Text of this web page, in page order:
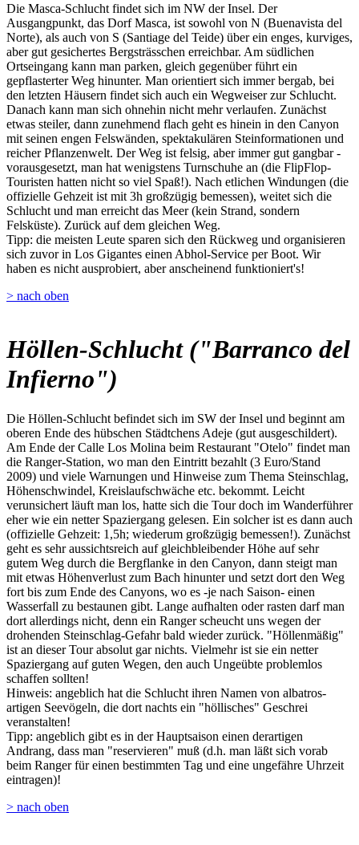
Die Masca-Schlucht findet sich im NW der Insel. Der
Ausgangpunkt, das Dorf Masca, ist sowohl von N (Buenavista del
Norte), als auch von S (Santiage del Teide) über ein enges, kurviges,
aber gut gesichertes Bergsträsschen erreichbar. Am südlichen
Ortseingang kann man parken, gleich gegenüber führt ein
gepflasterter Weg hinunter. Man orientiert sich immer bergab, bei
den letzten Häusern findet sich auch ein Wegweiser zur Schlucht.
Danach kann man sich ohnehin nicht mehr verlaufen. Zunächst
etwas steiler, dann zunehmend flach geht es hinein in den Canyon
mit seinen engen Felswänden, spektakulären Steinformationen und
reicher Pflanzenwelt. Der Weg ist felsig, aber immer gut gangbar -
vorausgesetzt, man hat wenigstens Turnschuhe an (die FlipFlop-
Touristen hatten nicht so viel Spaß!). Nach etlichen Windungen (die
offizielle Gehzeit ist mit 3h großzügig bemessen), weitet sich die
Schlucht und man erreicht das Meer (kein Strand, sondern
Felsküste). Zurück auf dem gleichen Weg.
Tipp: die meisten Leute sparen sich den Rückweg und organisieren
sich zuvor in Los Gigantes einen Abhol-Service per Boot. Wir
haben es nicht ausprobiert, aber anscheinend funktioniert's!
> nach oben
Höllen-Schlucht ("Barranco del
Infierno")
Die Höllen-Schlucht befindet sich im SW der Insel und beginnt am
oberen Ende des hübschen Städtchens Adeje (gut ausgeschildert).
Am Ende der Calle Los Molina beim Restaurant "Otelo" findet man
die Ranger-Station, wo man den Eintritt bezahlt (3 Euro/Stand
2009) und viele Warnungen und Hinweise zum Thema Steinschlag,
Höhenschwindel, Kreislaufschwäche etc. bekommt. Leicht
verunsichert läuft man los, hatte sich die Tour doch im Wanderführer
eher wie ein netter Spaziergang gelesen. Ein solcher ist es dann auch
(offizielle Gehzeit: 1,5h; wiederum großzügig bemessen!). Zunächst
geht es sehr aussichtsreich auf gleichbleibender Höhe auf sehr
gutem Weg durch die Bergflanke in den Canyon, dann steigt man
mit etwas Höhenverlust zum Bach hinunter und setzt dort den Weg
fort bis zum Ende des Canyons, wo es -je nach Saison- einen
Wasserfall zu bestaunen gibt. Lange aufhalten oder rasten darf man
dort allerdings nicht, denn ein Ranger scheucht uns wegen der
drohenden Steinschlag-Gefahr bald wieder zurück. "Höllenmäßig"
ist an dieser Tour absolut gar nichts. Vielmehr ist sie ein netter
Spaziergang auf guten Wegen, den auch Ungeübte problemlos
schaffen sollten!
Hinweis: angeblich hat die Schlucht ihren Namen von albatros-
artigen Seevögeln, die dort nachts ein "höllisches" Geschrei
veranstalten!
Tipp: angeblich gibt es in der Hauptsaison einen derartigen
Andrang, dass man "reservieren" muß (d.h. man läßt sich vorab
beim Ranger für einen bestimmten Tag und eine ungefähre Uhrzeit
eintragen)!
> nach oben